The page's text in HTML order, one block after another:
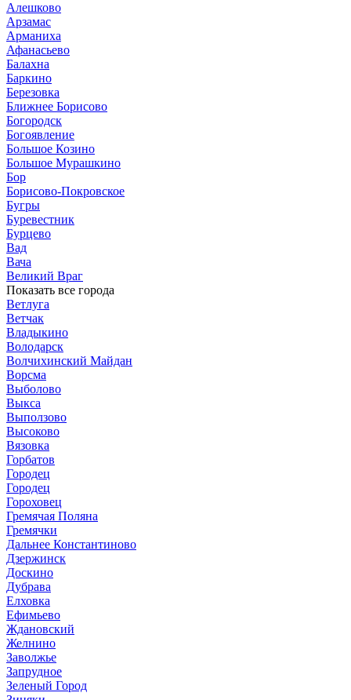
Алешково
Арзамас
Арманиха
Афанасьево
Балахна
Баркино
Березовка
Ближнее Борисово
Богородск
Богоявление
Большое Козино
Большое Мурашкино
Бор
Борисово-Покровское
Бугры
Буревестник
Бурцево
Вад
Вача
Великий Враг
Показать все города
Ветлуга
Ветчак
Владыкино
Володарск
Волчихинский Майдан
Ворсма
Выболово
Выкса
Выползово
Высоково
Вязовка
Горбатов
Городец
Городец
Гороховец
Гремячая Поляна
Гремячки
Дальнее Константиново
Дзержинск
Доскино
Дубрава
Елховка
Ефимьево
Ждановский
Желнино
Заволжье
Запрудное
Зеленый Город